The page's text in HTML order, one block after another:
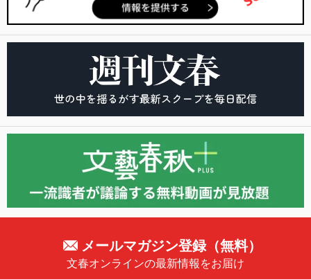
メールマガジン登録（無料）
文春オンラインの最新情報をお届け